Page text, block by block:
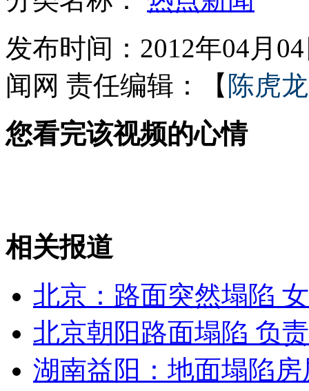
山西运城恶犬咬伤多人 警民合力深夜将其击毙
女孩北京地铁殴打老人 痛下狠手拳打脚踢
无痛分娩是否安全 医生回应
安徽一实载49人客车翻车
走！跟着总书记去植树
发布时间：2012年04月
闻网 责任编辑：【 陈虎龙
您看完该视频的心情
相关报道
北京：路面突然塌陷
北京朝阳路面塌陷 负
湖南益阳：地面塌陷